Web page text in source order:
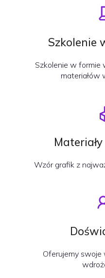
Szkolenie
Szkolenie w
materiałów
Wzór grafik z
Oferujemy swoje